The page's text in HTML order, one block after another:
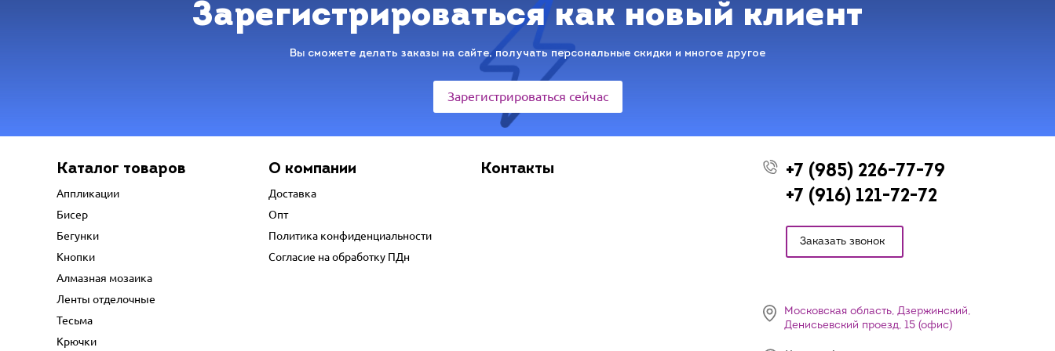
Зарегистрироваться как новый клиент
Вы сможете делать заказы на сайте, получать персональные скидки и многое другое
Зарегистрироваться сейчас
Каталог товаров
Аппликации
Бисер
Бегунки
Кнопки
Алмазная мозаика
Ленты отделочные
Тесьма
Крючки
О компании
Доставка
Опт
Политика конфиденциальности
Согласие на обработку ПДн
Контакты
+7 (985) 226-77-79
+7 (916) 121-72-72
Заказать звонок
Московская область, Дзержинский,
Денисьевский проезд, 15 (офис)